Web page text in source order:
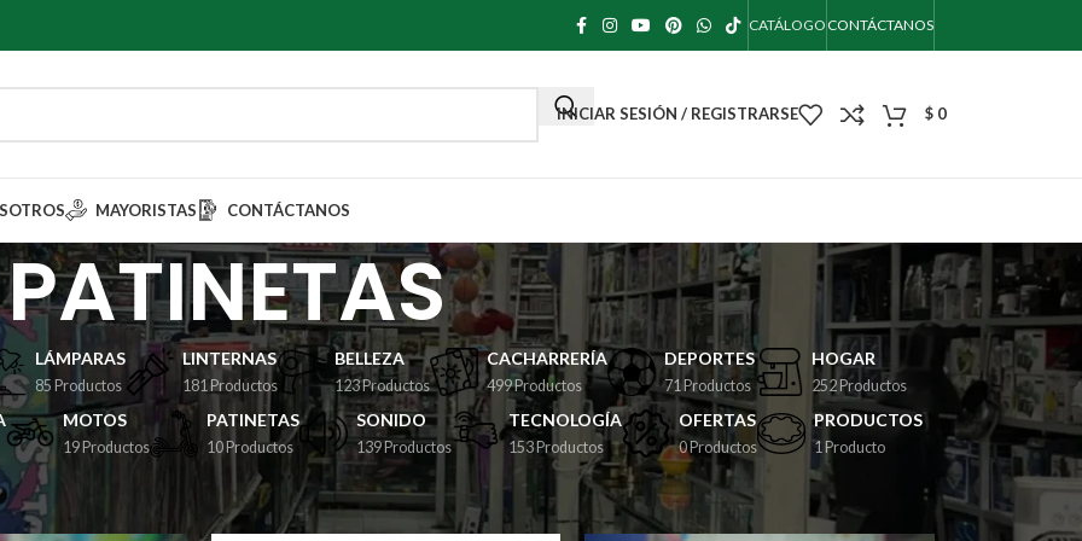
CATÁLOGO CONTÁCTANOS
INICIAR SESIÓN / REGISTRARSE $ 0
MAYORISTAS CONTÁCTANOS
PATINETAS
LÁMPARAS
85 Productos
LINTERNAS
181 Productos
BELLEZA
123 Productos
CACHARRERÍA
499 Productos
DEPORTES
71 Productos
HOGAR
252 Productos
MOTOS
19 Productos
PATINETAS
10 Productos
SONIDO
139 Productos
TECNOLOGÍA
153 Productos
OFERTAS
0 Productos
PRODUCTOS
1 Producto
Ver 24